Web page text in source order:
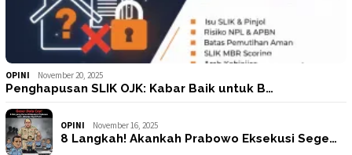
OPINI November 20, 2025
Penghapusan SLIK OJK: Kabar Baik untuk B…
OPINI November 16, 2025
8 Langkah! Akankah Prabowo Eksekusi Sege…